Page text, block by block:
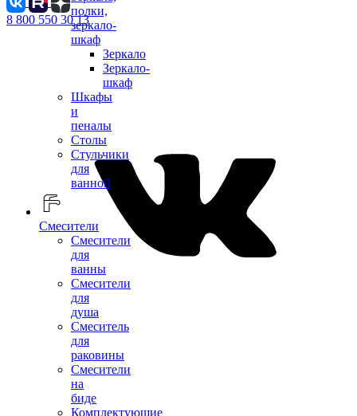
полки,
зеркало-
шкаф
Зеркало
Зеркало-
шкаф
Шкафы
и
пеналы
Столы
Стульчики
для
ванной
Смесители
Смесители
для
ванны
Смесители
для
душа
Смеситель
для
раковины
Смесители
на
биде
Комплектующие
8 800 550 30 13